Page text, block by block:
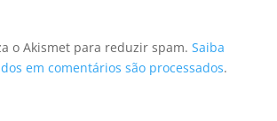
o Akismet para reduzir spam. Saiba
em comentários são processados.